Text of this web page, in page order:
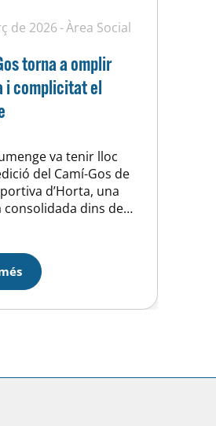
de 2026 Àrea Social
torna a omplir
i complicitat el
va tenir lloc
del Camí-Gos de
d’Horta, una
consolidada dins de
ambient
Amb un total de 30
la matinal es va
amb molt bon